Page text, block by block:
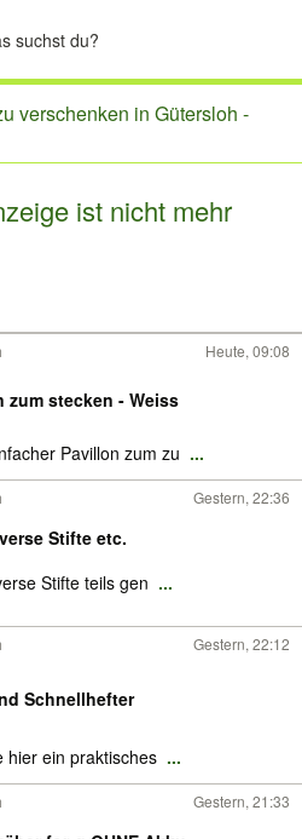
verschenken in Gütersloh -
ist nicht mehr
Heute, 09:08
zum stecken - Weiss
Pavillon zum zu ...
Gestern, 22:36
Stifte etc.
Stifte teils gen ...
Gestern, 22:12
Schnellhefter
hier ein praktisches ...
Gestern, 21:33